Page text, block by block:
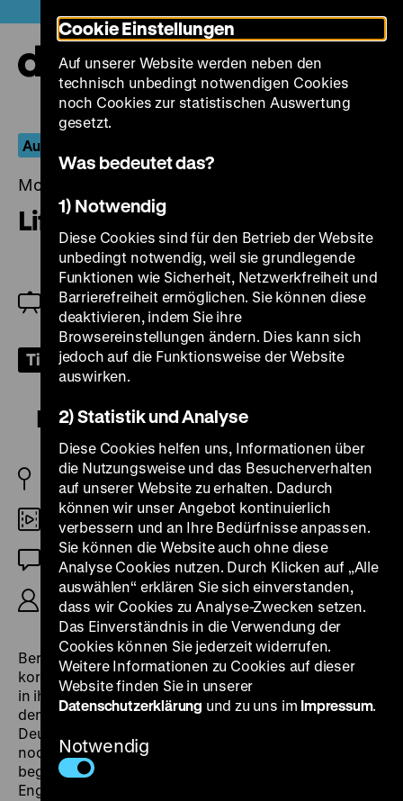
zum
Seiteninhalt
springen
Auf Station und unter Tage
Montag, 12. Februar 2024, 19.00 Uhr
Life Unrehearsed
Zu Gast: Verein Koreanischer
Krankenschwestern und -pfleger sowie -
pflegehelferinnen und -helfer
Tickets
Life Unrehearsed
D 2022
DCP
OmeU
R/K: Jieun Banpark, 80’
Berlin 2019. Unter dem Pseudonym Kahlo begleitet die
koreanische Filmemacherin Jieun Banpark zwei Frauen
in ihrem Alltag. Soohyun Lee und In-Sun Kim kamen in
den 1970er Jahren als Krankenschwestern nach
Deutschland und lernten sich 1986 kennen, als Kim
noch verheiratet war. Trotz großer Schwierigkeiten
begannen sie ein gemeinsames Leben in Berlin. Ihr
Engagement in der Nachbarschaft und der
Cookie Einstellungen
Auf unserer Website werden neben den
technisch unbedingt notwendigen Cookies
noch Cookies zur statistischen Auswertung
gesetzt.
Was bedeutet das?
1) Notwendig
Diese Cookies sind für den Betrieb der Website
unbedingt notwendig, weil sie grundlegende
Funktionen wie Sicherheit, Netzwerkfreiheit und
Barrierefreiheit ermöglichen. Sie können diese
deaktivieren, indem Sie ihre
Browsereinstellungen ändern. Dies kann sich
jedoch auf die Funktionsweise der Website
auswirken.
2) Statistik und Analyse
Diese Cookies helfen uns, Informationen über
die Nutzungsweise und das Besucherverhalten
auf unserer Website zu erhalten. Dadurch
können wir unser Angebot kontinuierlich
verbessern und an Ihre Bedürfnisse anpassen.
Sie können die Website auch ohne diese
Analyse Cookies nutzen. Durch Klicken auf „Alle
auswählen“ erklären Sie sich einverstanden,
dass wir Cookies zu Analyse-Zwecken setzen.
Das Einverständnis in die Verwendung der
Cookies können Sie jederzeit widerrufen.
Weitere Informationen zu Cookies auf dieser
Website finden Sie in unserer
Datenschutzerklärung und zu uns im Impressum.
Notwendig